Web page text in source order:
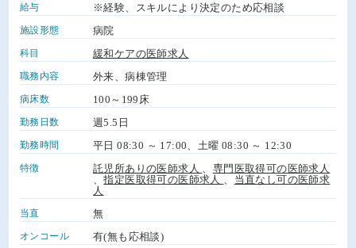
給与 ※経験、スキルにより決定のため応相談
施設形態 病院
科目 緩和ケアの医師求人
職務内容 外来、病棟管理
病床数 100～199床
勤務日数 週5.5日
勤務時間 平日 08:30 ～ 17:00、土曜 08:30 ～ 12:30
特徴 託児所ありの医師求人
専門医取得可の医師求人
、指定医取得可の医師求人
当直なし可の医師求
人
当直 無
オンコール 有(無も応相談)